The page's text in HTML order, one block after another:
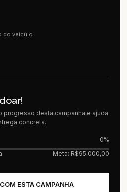
do veículo
progresso desta campanha e ajuda
concreta.
0%
Meta: R$95.000,00
ESTA CAMPANHA